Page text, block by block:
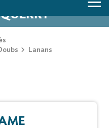
Lanans